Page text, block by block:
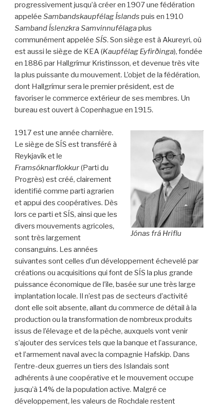
progressivement jusqu’à créer en 1907 une fédération
appelée Sambandskaupfélag Íslands puis en 1910
Samband Íslenzkra Samvinnufélagaplus
communément appelée SÍS. Son siège est à Akureyri, où
est aussi le siège de KEA (Kaupfélag Eyfirðinga), fondée
en 1886 par Hallgrímur Kristinsson, et devenue très vite
la plus puissante du mouvement. L’objet de la fédération,
dont Hallgrímur sera le premier président, est de
favoriser le commerce extérieur de ses membres. Un
bureau est ouvert à Copenhague en 1915.
Jónas frá Hriflu
1917 est une année charnière.
Le siège de SÍS est transféré à
Reykjavík et le
Framsóknarflokkur(Parti du
Progrès) est créé, clairement
identifié comme parti agrarien
et appui des coopératives. Dès
lors ce parti et SÍS, ainsi que les
divers mouvements agricoles,
sont très largement
consanguins. Les années
suivantes sont celles d’un développement échevelé par
créations ou acquisitions qui font de SÍS la plus grande
puissance économique de l’île, basée sur une très large
implantation locale. Il n’est pas de secteurs d’activité
dont elle soit absente, allant du commerce de détail à la
production ou la transformation de nombreux produits
issus de l’élevage et de la pêche, auxquels vont venir
s’ajouter des services tels que la banque et l’assurance,
et l’armement naval avec la compagnie Hafskip. Dans
l’entre-deux guerres un tiers des Islandais sont
adhérents à une coopérative et le mouvement occupe
jusqu’à 14% de la population active. Malgré ce
développement, les valeurs de Rochdale restent